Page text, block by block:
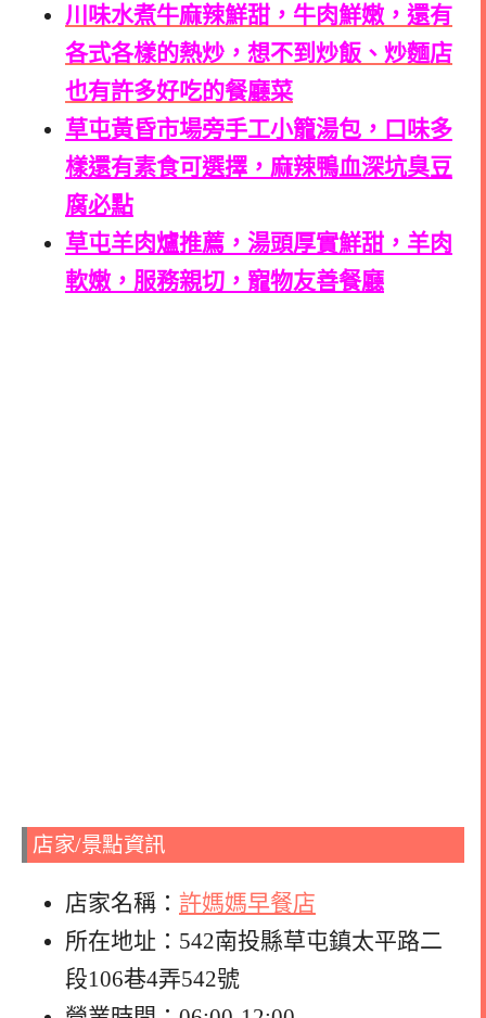
川味水煮牛麻辣鮮甜，牛肉鮮嫩，還有
各式各樣的熱炒，想不到炒飯、炒麵店
也有許多好吃的餐廳菜
草屯黃昏市場旁手工小籠湯包，口味多
樣還有素食可選擇，麻辣鴨血深坑臭豆
腐必點
草屯羊肉爐推薦，湯頭厚實鮮甜，羊肉
軟嫩，服務親切，寵物友善餐廳
店家/景點資訊
店家名稱： 許媽媽早餐店
所在地址：542南投縣草屯鎮太平路二
段106巷4弄542號